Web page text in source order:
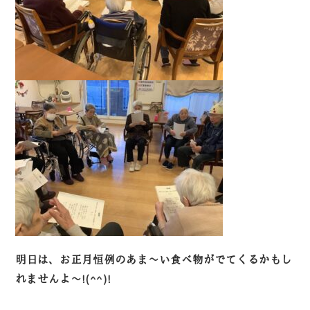
明日は、お正月恒例のあま～い食べ物がでてくるかもし
れませんよ～!(^^)!